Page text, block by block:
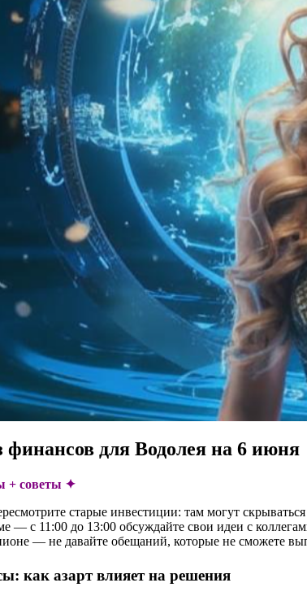
финансов для Водолея на 6 июня
+ советы ✦
старые инвестиции: там могут
— с 11:00 до 13:00 обсуждайте свои идеи с
— не давайте обещаний, которые не сможете
как азарт влияет на решения